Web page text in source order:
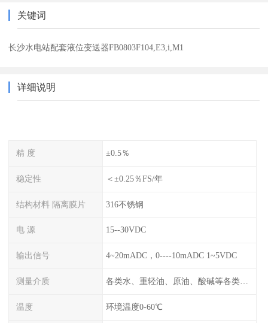
关键词
长沙水电站配套液位变送器FB0803F104,E3,i,M1
详细说明
精 度 ±0.5％
稳定性 ＜±0.25％FS/年
结构材料 隔离膜片 316不锈钢
电 源 15--30VDC
输出信号 4~20mADC，0----10mADC 1~5VDC
测量介质 各类水、重轻油、原油、酸碱等各类腐蚀液
温度 环境温度0-60℃